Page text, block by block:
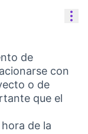
de
con
o de
que el
de la